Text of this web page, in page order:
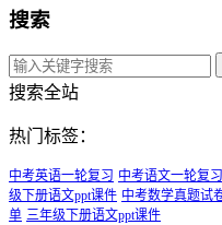
搜索
搜索全站
热门标签：
中考英语一轮复习 中考语文一轮复习
级下册语文ppt课件 中考数学真题试
单 三年级下册语文ppt课件